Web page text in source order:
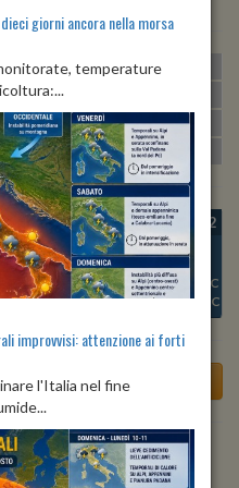
19º max:26º U:46%
27º max:29º
22º max:29º U:72%-87%
19º max:21º U:91%
09 LUN 10
Min:
23°C
Max:29°C
MAR 11
Min:21°C
Max:28°C
MER 12
Min:
22°C
Max:30°C
giorni ancora nella morsa
temperature
improvvisi: attenzione ai forti
l'Italia nel fine